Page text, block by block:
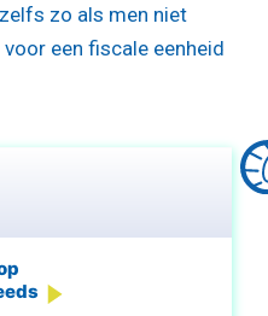
zo als men niet
een fiscale eenheid